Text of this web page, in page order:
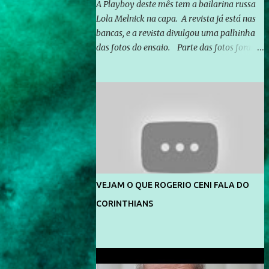
A Playboy deste mês tem a bailarina russa
Lola Melnick na capa. A revista já está nas
bancas, e a revista divulgou uma palhinha
das fotos do ensaio. Parte das fotos foram
divulga capa e primeiras fotos de Lola
Melnick - @aredacao
VEJAM O QUE ROGERIO CENI FALA DO
CORINTHIANS